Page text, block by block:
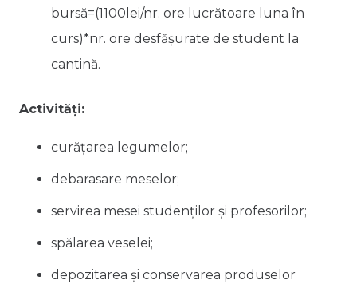
bursă=(1100lei/nr. ore lucrătoare luna în
curs)*nr. ore desfășurate de student la
cantină.
Activităţi:
curățarea legumelor;
debarasare meselor;
servirea mesei studenților și profesorilor;
spălarea veselei;
depozitarea și conservarea produselor